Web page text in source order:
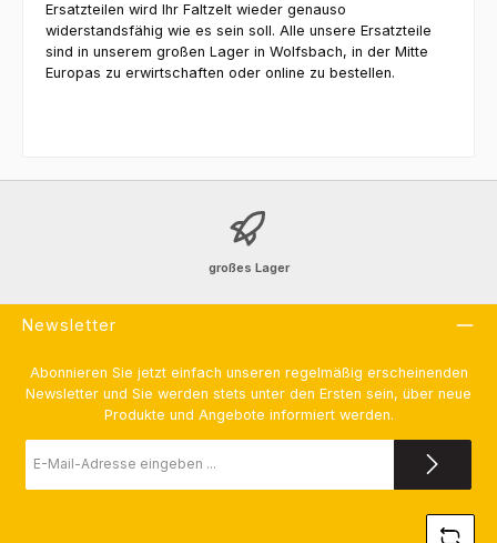
Ersatzteilen wird Ihr Faltzelt wieder genauso
widerstandsfähig wie es sein soll. Alle unsere Ersatzteile
sind in unserem großen Lager in Wolfsbach, in der Mitte
Europas zu erwirtschaften oder online zu bestellen.
großes Lager
Newsletter
Abonnieren Sie jetzt einfach unseren regelmäßig erscheinenden
Newsletter und Sie werden stets unter den Ersten sein, über neue
Produkte und Angebote informiert werden.
Mail-